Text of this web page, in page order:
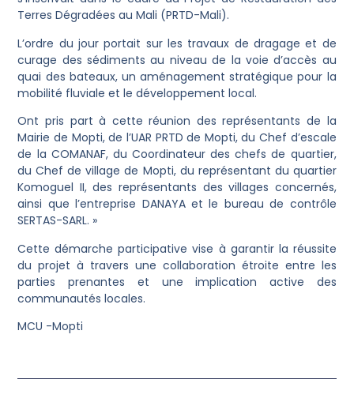
Terres Dégradées au Mali (PRTD-Mali).
L’ordre du jour portait sur les travaux de dragage et de
curage des sédiments au niveau de la voie d’accès au
quai des bateaux, un aménagement stratégique pour la
mobilité fluviale et le développement local.
Ont pris part à cette réunion des représentants de la
Mairie de Mopti, de l’UAR PRTD de Mopti, du Chef d’escale
de la COMANAF, du Coordinateur des chefs de quartier,
du Chef de village de Mopti, du représentant du quartier
Komoguel II, des représentants des villages concernés,
ainsi que l’entreprise DANAYA et le bureau de contrôle
SERTAS-SARL. »
Cette démarche participative vise à garantir la réussite
du projet à travers une collaboration étroite entre les
parties prenantes et une implication active des
communautés locales.
MCU -Mopti